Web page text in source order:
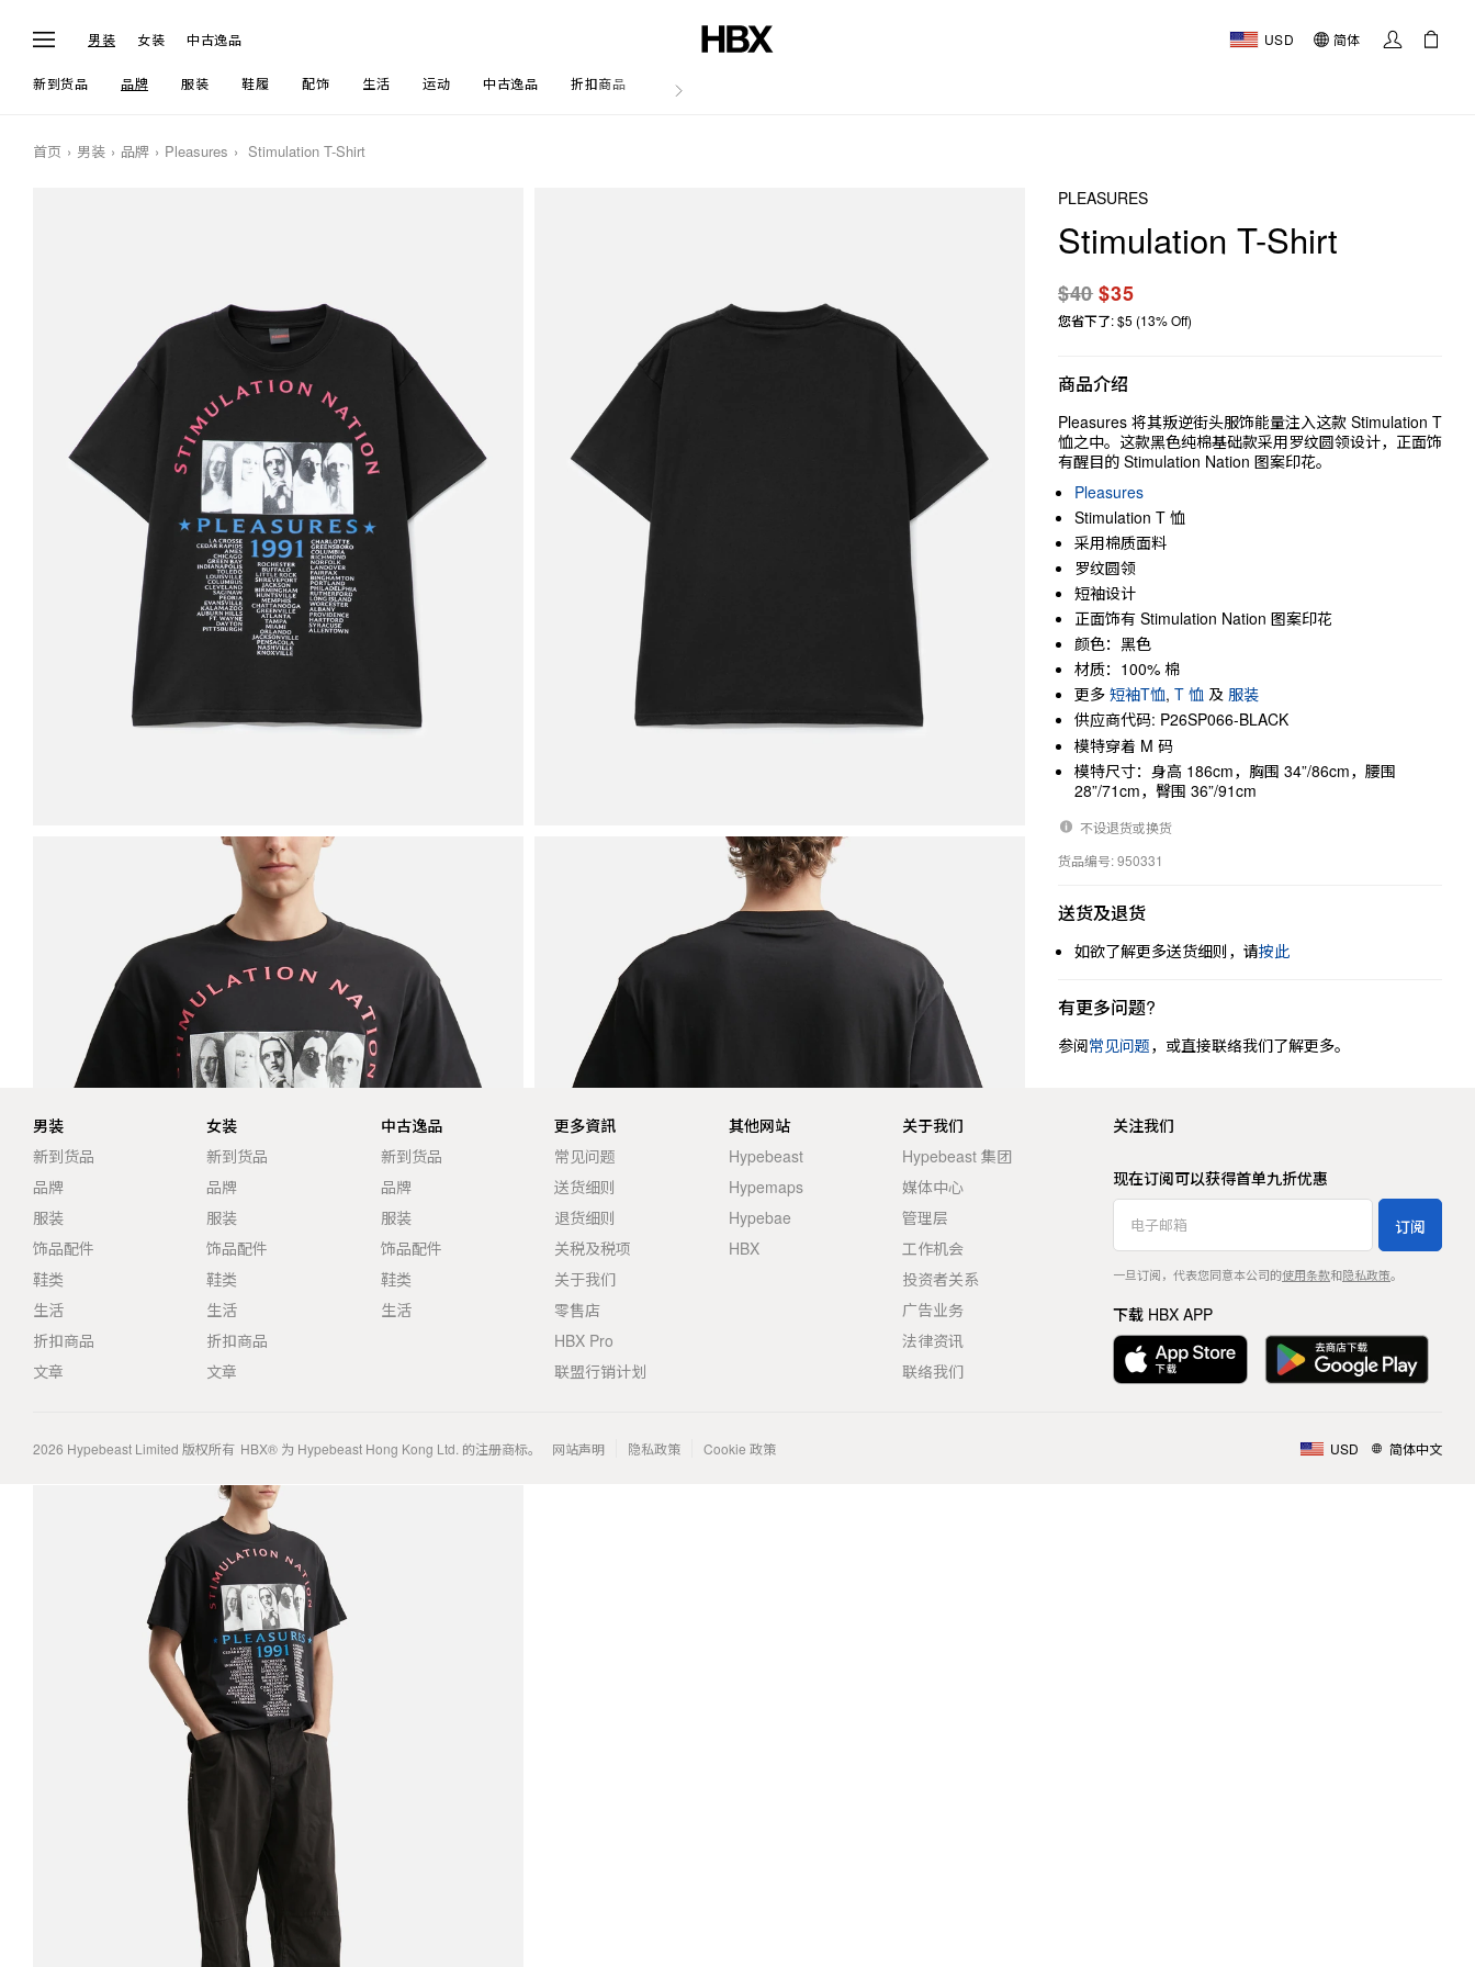
男装 女装 中古逸品 USD 简体
新到货品 品牌 服装 鞋履 配饰 生活 运动 中古逸品 折扣商品 文章
首页 男装 品牌 Pleasures Stimulation T-Shirt
PLEASURES
Stimulation T-Shirt
$40$35
您省下了: $5 (13% Off)
商品介绍
Pleasures 将其叛逆街头服饰能量注入这款 Stimulation T
恤之中。这款黑色纯棉基础款采用罗纹圆领设计，正面饰
有醒目的 Stimulation Nation 图案印花。
Pleasures
Stimulation T 恤
采用棉质面料
罗纹圆领
短袖设计
正面饰有 Stimulation Nation 图案印花
颜色：黑色
材质：100% 棉
更多 短袖T恤, T 恤 及 服装
供应商代码: P26SP066-BLACK
模特穿着 M 码
模特尺寸：身高 186cm，胸围 34”/86cm，腰围
28”/71cm，臀围 36”/91cm
不设退货或换货
货品编号: 950331
送货及退货
如欲了解更多送货细则，请按此
有更多问题?
参阅常见问题，或直接联络我们了解更多。
男装
新到货品
品牌
服装
饰品配件
鞋类
生活
折扣商品
文章
女装
新到货品
品牌
服装
饰品配件
鞋类
生活
折扣商品
文章
中古逸品
新到货品
品牌
服装
饰品配件
鞋类
生活
更多資訊
常见问题
送货细则
退货细则
关税及税项
关于我们
零售店
HBX Pro
联盟行销计划
其他网站
Hypebeast
Hypemaps
Hypebae
HBX
关于我们
Hypebeast 集团
媒体中心
管理层
工作机会
投资者关系
广告业务
法律资讯
联络我们
关注我们
现在订阅可以获得首单九折优惠
订阅
一旦订阅，代表您同意本公司的使用条款和隐私政策。
下载 HBX APP
2026 Hypebeast Limited 版权所有 HBX® 为 Hypebeast Hong Kong Ltd. 的注册商标。 网站声明 隐私政策 Cookie 政策 USD 简体中文